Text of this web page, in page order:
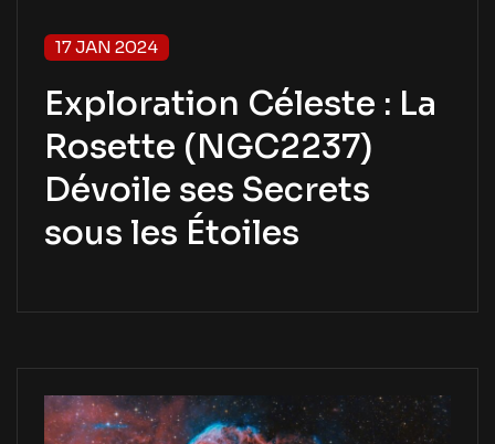
17 JAN 2024
Exploration Céleste : La
Rosette (NGC2237)
Dévoile ses Secrets
sous les Étoiles